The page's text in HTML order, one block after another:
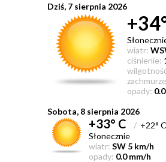
Dziś, 7 sierpnia 2026
wiatr:
ciśnienie:
opady:
Sobota, 8 sierpnia 2026
+33° C /+22° C
Słonecznie
wiatr: SW 5 km/h
opady: 0.0 mm/h